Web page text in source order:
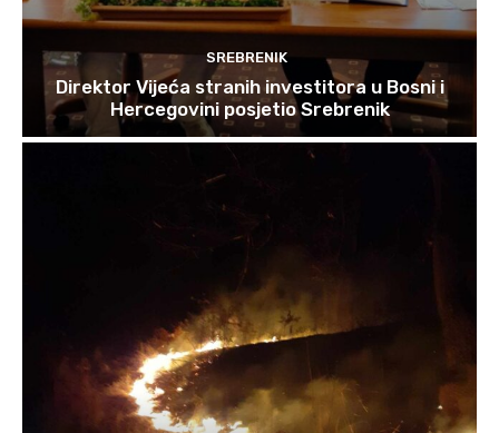
SREBRENIK
Direktor Vijeća stranih investitora u Bosni i
Hercegovini posjetio Srebrenik